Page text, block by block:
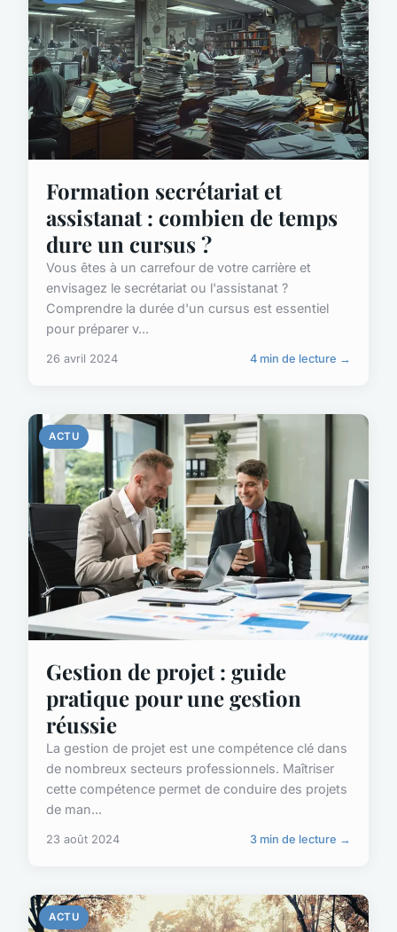
Formation secrétariat et
assistanat : combien de temps
dure un cursus ?
Vous êtes à un carrefour de votre carrière et
envisagez le secrétariat ou l'assistanat ?
Comprendre la durée d'un cursus est essentiel
pour préparer v...
26 avril 2024 4 min de lecture →
ACTU
Gestion de projet : guide
pratique pour une gestion
réussie
La gestion de projet est une compétence clé dans
de nombreux secteurs professionnels. Maîtriser
cette compétence permet de conduire des projets
de man...
23 août 2024 3 min de lecture →
ACTU